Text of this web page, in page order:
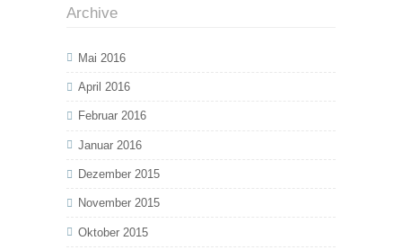
Archive
Mai 2016
April 2016
Februar 2016
Januar 2016
Dezember 2015
November 2015
Oktober 2015